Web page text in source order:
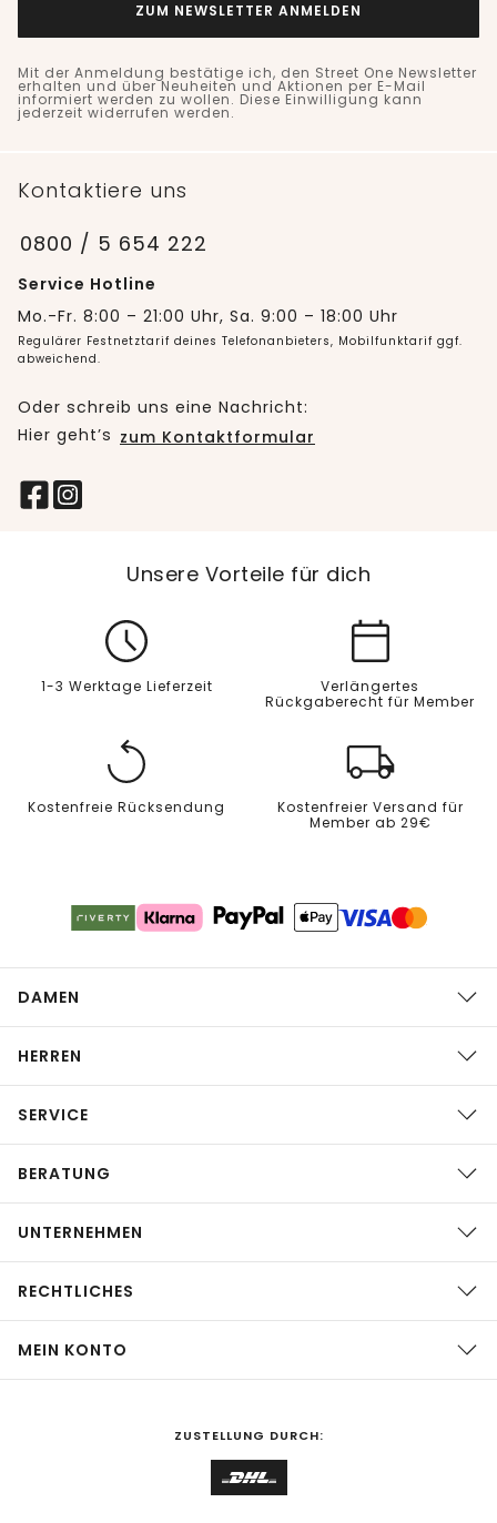
ZUM NEWSLETTER ANMELDEN
Mit der Anmeldung bestätige ich, den Street One Newsletter
erhalten und über Neuheiten und Aktionen per E-Mail
informiert werden zu wollen. Diese Einwilligung kann
jederzeit widerrufen werden.
Kontaktiere uns
0800 / 5 654 222
Service Hotline
Mo.-Fr. 8:00 – 21:00 Uhr, Sa. 9:00 – 18:00 Uhr
Regulärer Festnetztarif deines Telefonanbieters, Mobilfunktarif ggf.
abweichend.
Oder schreib uns eine Nachricht:
Hier geht’s zum Kontaktformular
Unsere Vorteile für dich
1-3 Werktage Lieferzeit
Verlängertes
Rückgaberecht für Member
Kostenfreie Rücksendung
Kostenfreier Versand für
Member ab 29€
DAMEN
HERREN
SERVICE
BERATUNG
UNTERNEHMEN
RECHTLICHES
MEIN KONTO
ZUSTELLUNG DURCH: